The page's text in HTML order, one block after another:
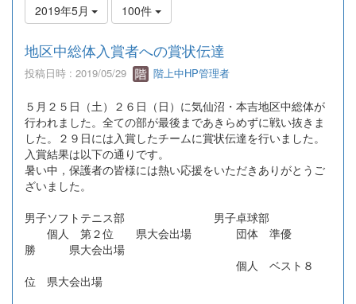
2019年5月 100件
地区中総体入賞者への賞状伝達
投稿日時 : 2019/05/29 階上中HP管理者
５月２５日（土）２６日（日）に気仙沼・本吉地区中総体が
行われました。全ての部が最後まであきらめずに戦い抜きま
した。２９日には入賞したチームに賞状伝達を行いました。
入賞結果は以下の通りです。
暑い中，保護者の皆様には熱い応援をいただきありがとうご
ざいました。
男子ソフトテニス部 男子卓球部
個人 第２位 県大会出場 団体 準優
勝 県大会出場
個人 ベスト８
位 県大会出場